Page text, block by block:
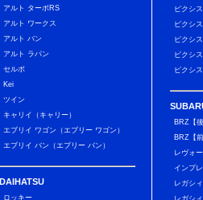
アルト ターボRS
アルト ワークス
アルト バン
アルト ラパン
セルボ
Kei
ツイン
キャリイ（キャリー）
エブリイ ワゴン（エブリー ワゴン）
エブリイ バン（エブリー バン）
DAIHATSU
ロッキー
ピクシ
ピクシ
ピクシ
ピクシ
ピクシ
BRZ【
BRZ【
レヴォ
インプ
レガシ